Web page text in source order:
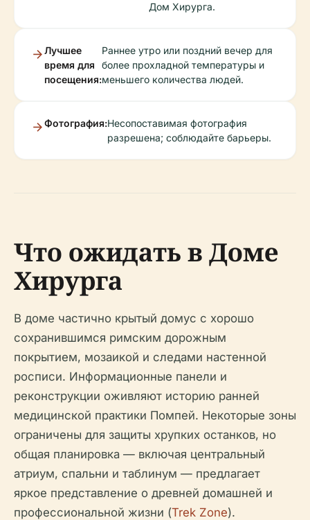
Дом Хирурга.
Лучшее
время для
посещения:
Раннее утро или поздний вечер для
более прохладной температуры и
меньшего количества людей.
Фотография:Несопоставимая фотография
разрешена; соблюдайте барьеры.
Что ожидать в Доме
Хирурга
В доме частично крытый домус с хорошо
сохранившимся римским дорожным
покрытием, мозаикой и следами настенной
росписи. Информационные панели и
реконструкции оживляют историю ранней
медицинской практики Помпей. Некоторые зоны
ограничены для защиты хрупких останков, но
общая планировка — включая центральный
атриум, спальни и таблинум — предлагает
яркое представление о древней домашней и
профессиональной жизни (Trek Zone).